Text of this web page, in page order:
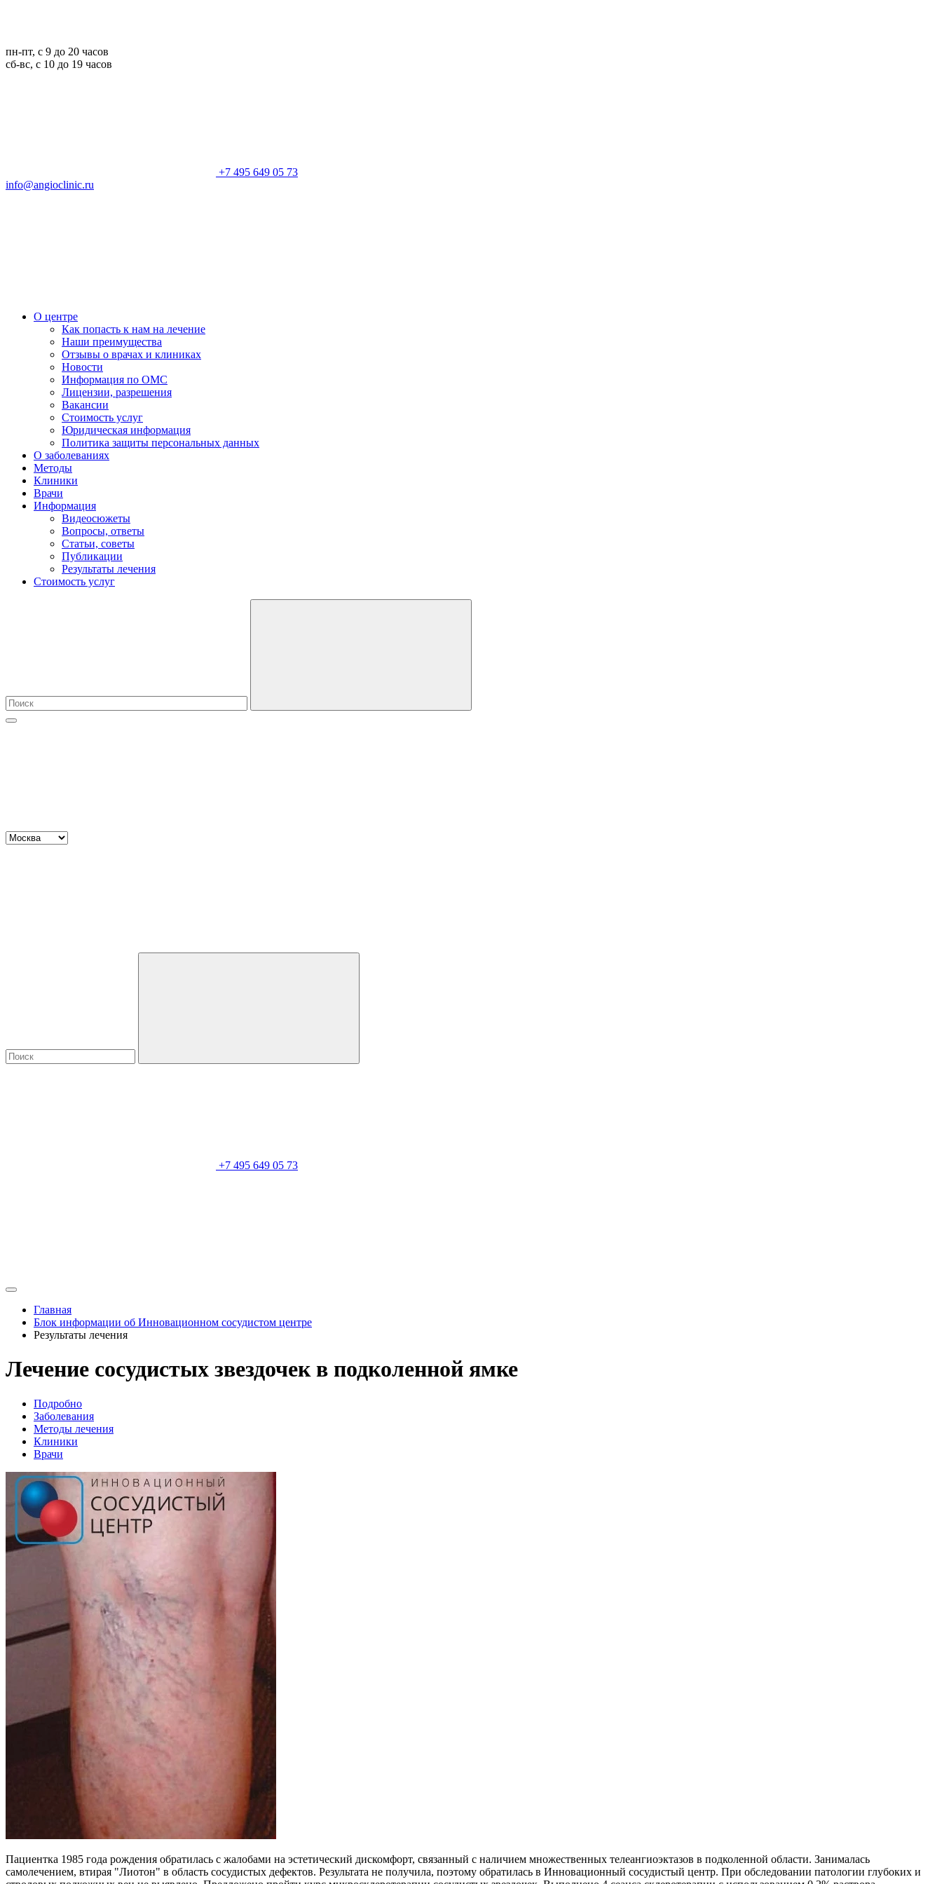
пн-пт, с 9 до 20 часов
сб-вс, с 10 до 19 часов
+7 495 649 05 73
info@angioclinic.ru
О центре
Как попасть к нам на лечение
Наши преимущества
Отзывы о врачах и клиниках
Новости
Информация по ОМС
Лицензии, разрешения
Вакансии
Стоимость услуг
Юридическая информация
Политика защиты персональных данных
О заболеваниях
Методы
Клиники
Врачи
Информация
Видеосюжеты
Вопросы, ответы
Статьи, советы
Публикации
Результаты лечения
Стоимость услуг
+7 495 649 05 73
Главная
Блок информации об Инновационном сосудистом центре
Результаты лечения
Лечение сосудистых звездочек в подколенной ямке
Подробно
Заболевания
Методы лечения
Клиники
Врачи
Пациентка 1985 года рождения обратилась с жалобами на эстетический дискомфорт, связанный с наличием множественных телеангиоэктазов в подколенной области. Занималась
самолечением, втирая "Лиотон" в область сосудистых дефектов. Результата не получила, поэтому обратилась в Инновационный сосудистый центр. При обследовании патологии глубоких и